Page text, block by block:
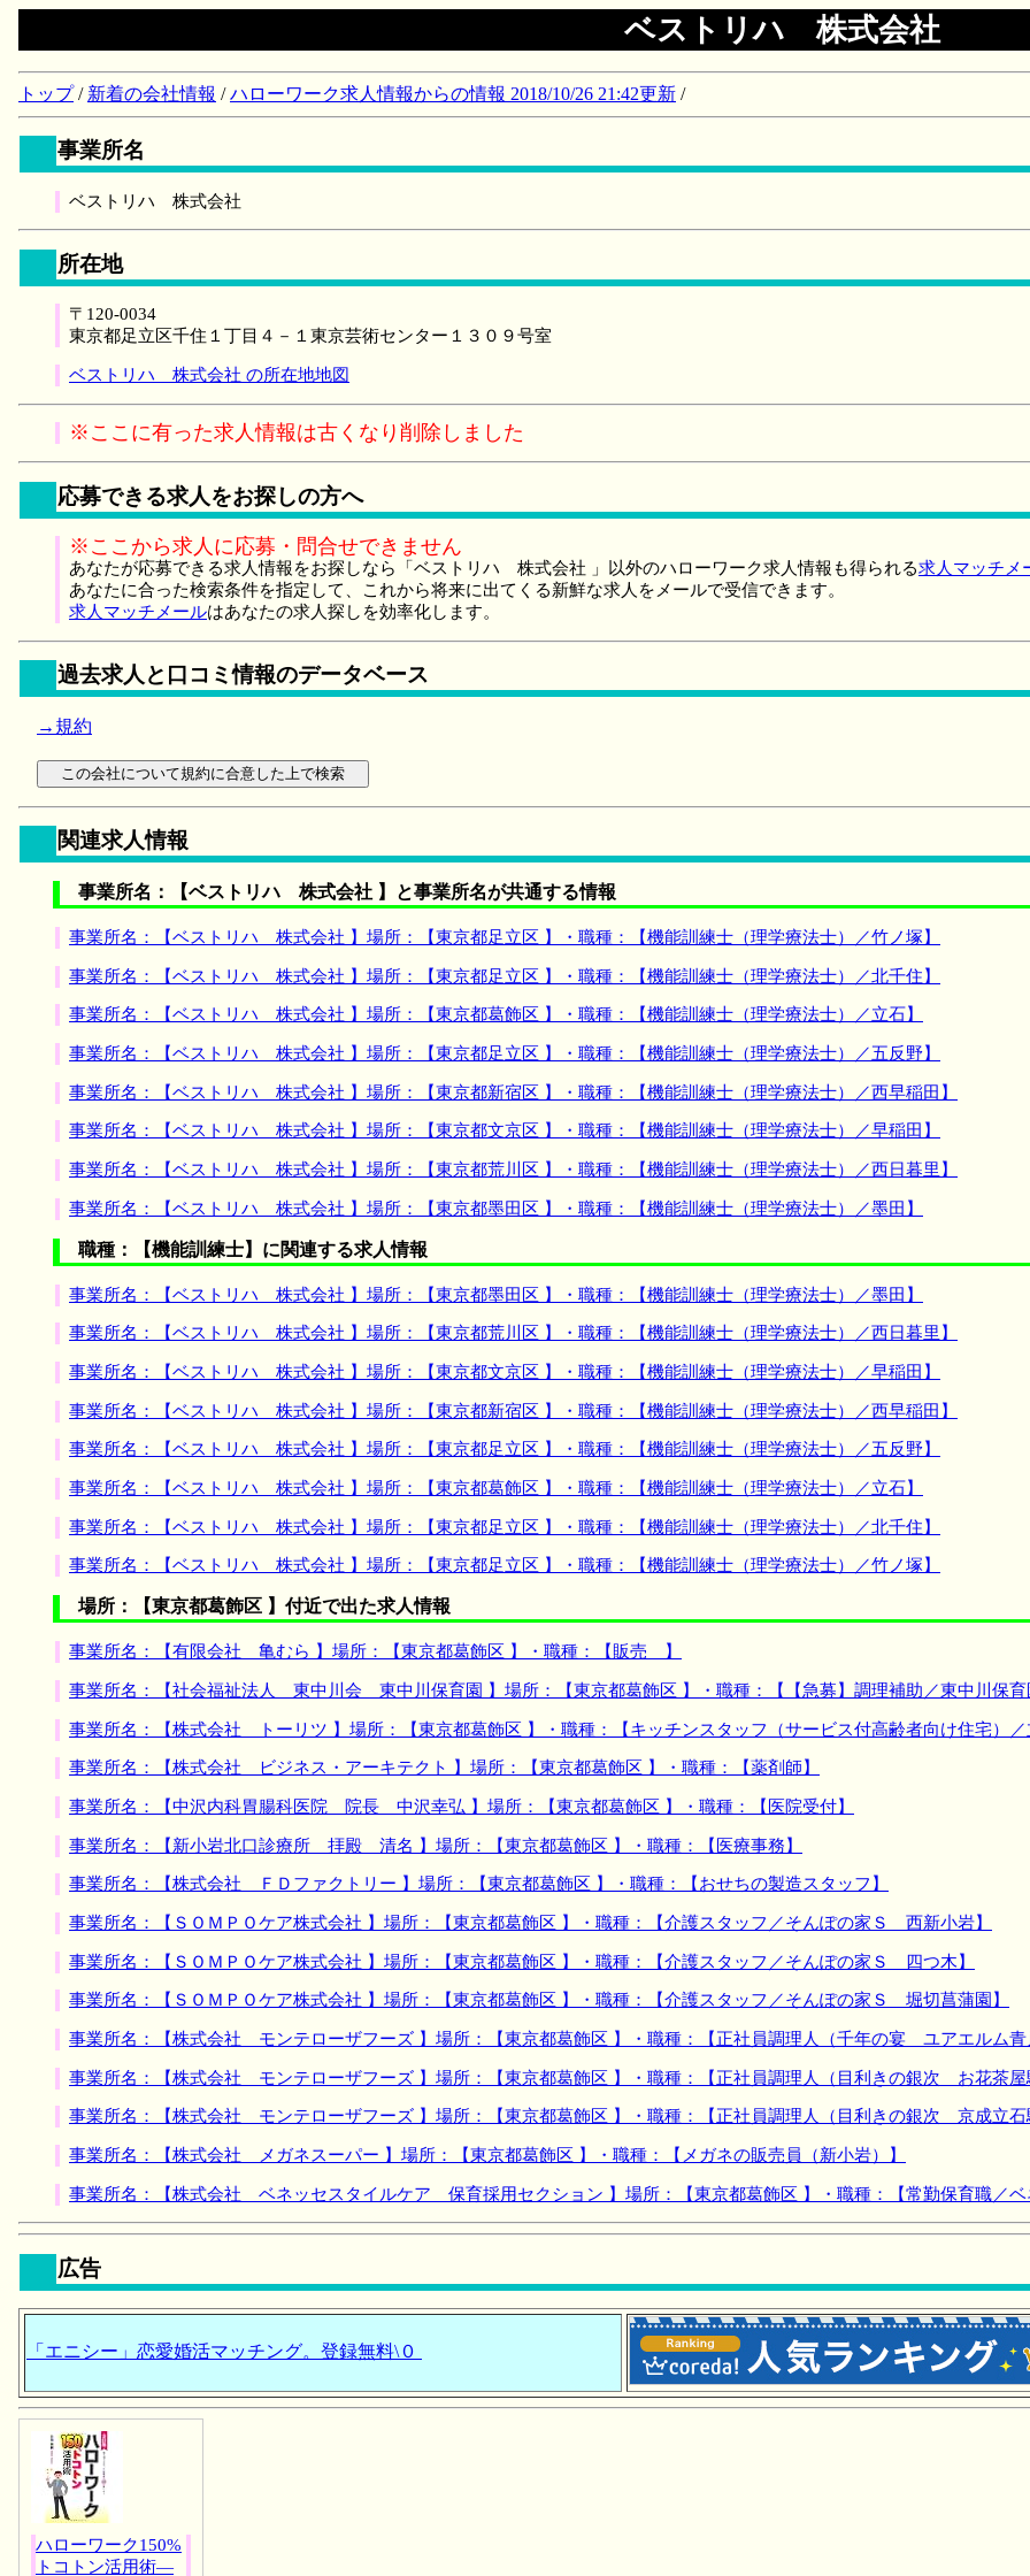
ベストリハ 株式会社
トップ/ 新着の会社情報 /ハローワーク求人情報からの情報 2018/10/26 21:42更新 /
事業所名
ベストリハ 株式会社
所在地
〒120-0034
東京都足立区千住１丁目４－１東京芸術センター１３０９号室
ベストリハ 株式会社 の所在地地図
※ここに有った求人情報は古くなり削除しました
応募できる求人をお探しの方へ
※ここから求人に応募・問合せできません
あなたが応募できる求人情報をお探しなら「ベストリハ 株式会社 」以外のハローワーク求人情報も得られる求人マッチメ
あなたに合った検索条件を指定して、これから将来に出てくる新鮮な求人をメールで受信できます。
求人マッチメールはあなたの求人探しを効率化します。
過去求人と口コミ情報のデータベース
→規約
関連求人情報
事業所名：【ベストリハ 株式会社 】と事業所名が共通する情報
事業所名：【ベストリハ 株式会社 】場所：【東京都足立区 】・職種：【機能訓練士（理学療法士）／竹ノ塚】
事業所名：【ベストリハ 株式会社 】場所：【東京都足立区 】・職種：【機能訓練士（理学療法士）／北千住】
事業所名：【ベストリハ 株式会社 】場所：【東京都葛飾区 】・職種：【機能訓練士（理学療法士）／立石】
事業所名：【ベストリハ 株式会社 】場所：【東京都足立区 】・職種：【機能訓練士（理学療法士）／五反野】
事業所名：【ベストリハ 株式会社 】場所：【東京都新宿区 】・職種：【機能訓練士（理学療法士）／西早稲田】
事業所名：【ベストリハ 株式会社 】場所：【東京都文京区 】・職種：【機能訓練士（理学療法士）／早稲田】
事業所名：【ベストリハ 株式会社 】場所：【東京都荒川区 】・職種：【機能訓練士（理学療法士）／西日暮里】
事業所名：【ベストリハ 株式会社 】場所：【東京都墨田区 】・職種：【機能訓練士（理学療法士）／墨田】
職種：【機能訓練士】に関連する求人情報
事業所名：【ベストリハ 株式会社 】場所：【東京都墨田区 】・職種：【機能訓練士（理学療法士）／墨田】
事業所名：【ベストリハ 株式会社 】場所：【東京都荒川区 】・職種：【機能訓練士（理学療法士）／西日暮里】
事業所名：【ベストリハ 株式会社 】場所：【東京都文京区 】・職種：【機能訓練士（理学療法士）／早稲田】
事業所名：【ベストリハ 株式会社 】場所：【東京都新宿区 】・職種：【機能訓練士（理学療法士）／西早稲田】
事業所名：【ベストリハ 株式会社 】場所：【東京都足立区 】・職種：【機能訓練士（理学療法士）／五反野】
事業所名：【ベストリハ 株式会社 】場所：【東京都葛飾区 】・職種：【機能訓練士（理学療法士）／立石】
事業所名：【ベストリハ 株式会社 】場所：【東京都足立区 】・職種：【機能訓練士（理学療法士）／北千住】
事業所名：【ベストリハ 株式会社 】場所：【東京都足立区 】・職種：【機能訓練士（理学療法士）／竹ノ塚】
場所：【東京都葛飾区 】付近で出た求人情報
事業所名：【有限会社 亀むら 】場所：【東京都葛飾区 】・職種：【販売 】
事業所名：【社会福祉法人 東中川会 東中川保育園 】場所：【東京都葛飾区 】・職種：【【急募】調理補助／東中川保育
事業所名：【株式会社 トーリツ 】場所：【東京都葛飾区 】・職種：【キッチンスタッフ（サービス付高齢者向け住宅）／
事業所名：【株式会社 ビジネス・アーキテクト 】場所：【東京都葛飾区 】・職種：【薬剤師】
事業所名：【中沢内科胃腸科医院 院長 中沢幸弘 】場所：【東京都葛飾区 】・職種：【医院受付】
事業所名：【新小岩北口診療所 拝殿 清名 】場所：【東京都葛飾区 】・職種：【医療事務】
事業所名：【株式会社 ＦＤファクトリー 】場所：【東京都葛飾区 】・職種：【おせちの製造スタッフ】
事業所名：【ＳＯＭＰＯケア株式会社 】場所：【東京都葛飾区 】・職種：【介護スタッフ／そんぽの家Ｓ 西新小岩】
事業所名：【ＳＯＭＰＯケア株式会社 】場所：【東京都葛飾区 】・職種：【介護スタッフ／そんぽの家Ｓ 四つ木】
事業所名：【ＳＯＭＰＯケア株式会社 】場所：【東京都葛飾区 】・職種：【介護スタッフ／そんぽの家Ｓ 堀切菖蒲園】
事業所名：【株式会社 モンテローザフーズ 】場所：【東京都葛飾区 】・職種：【正社員調理人（千年の宴 ユアエルム青
事業所名：【株式会社 モンテローザフーズ 】場所：【東京都葛飾区 】・職種：【正社員調理人（目利きの銀次 お花茶屋
事業所名：【株式会社 モンテローザフーズ 】場所：【東京都葛飾区 】・職種：【正社員調理人（目利きの銀次 京成立石
事業所名：【株式会社 メガネスーパー 】場所：【東京都葛飾区 】・職種：【メガネの販売員（新小岩）】
事業所名：【株式会社 ベネッセスタイルケア 保育採用セクション 】場所：【東京都葛飾区 】・職種：【常勤保育職／ベ
広告
「エニシー」恋愛婚活マッチング。登録無料\０
ハローワーク150%
トコトン活用術―